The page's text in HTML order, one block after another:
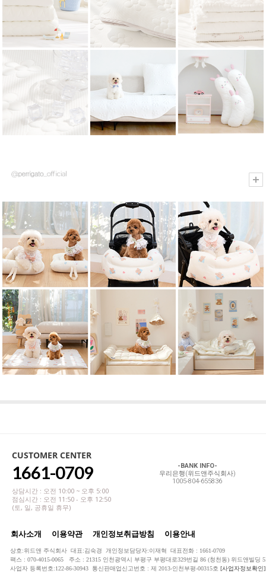
CUSTOMER CENTER
1661-0709
상담시간 : 오전 10:00 ~ 오후 5:00
점심시간 : 오전 11:50 - 오후 12:50
(토, 일, 공휴일 휴무)
-BANK INFO-
우리은행(위드앤주식회사)
1005-804-655836
회사소개 이용약관 개인정보취급방침 이용안내
상호:위드앤 주식회사 대표:김숙경 개인정보담당자:이재혁 대표전화 : 1661-0709
팩스 : 070-4015-0065 주소 : 21315 인천광역시 부평구 부평대로329번길 86 (청천동) 위드앤빌딩
사업자 등록번호:122-86-30943 통신판매업신고번호 : 제 2013-인천부평-00315호 [사업자정보확인]